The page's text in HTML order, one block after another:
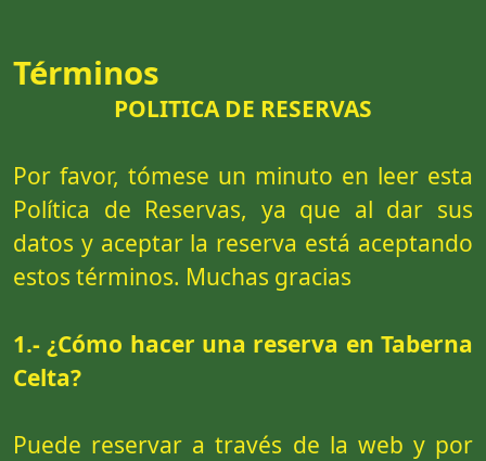
Términos
POLITICA DE RESERVAS
Por favor, tómese un minuto en leer esta
Política de Reservas, ya que al dar sus
datos y aceptar la reserva está aceptando
estos términos. Muchas gracias
1.- ¿Cómo hacer una reserva en Taberna
Celta?
Puede reservar a través de la web y por